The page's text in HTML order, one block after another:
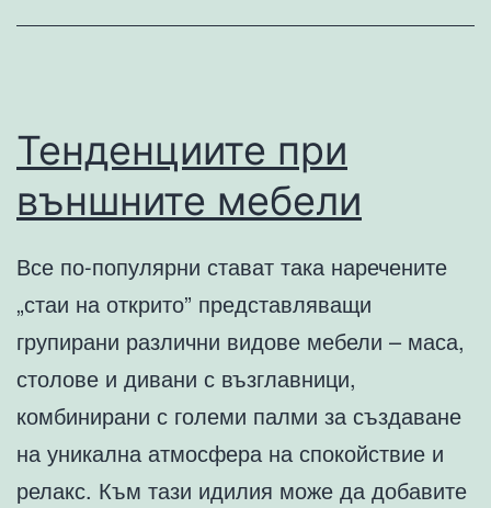
добре
да
са
това,
което
бяха
Тенденциите при
външните мебели
Все по-популярни стават така наречените
„стаи на открито” представляващи
групирани различни видове мебели – маса,
столове и дивани с възглавници,
комбинирани с големи палми за създаване
на уникална атмосфера на спокойствие и
релакс. Към тази идилия може да добавите